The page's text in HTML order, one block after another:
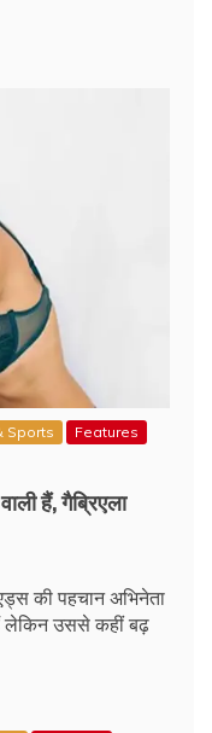
Sports
Features
हैं, गैब्रिएला
की पहचान अभिनेता
लेकिन उससे कहीं बढ़